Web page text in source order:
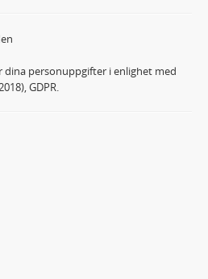
personuppgifter i enlighet med
GDPR.